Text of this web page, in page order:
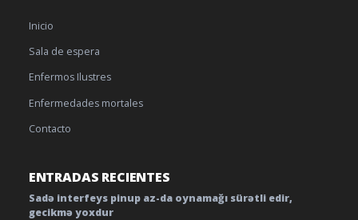
Inicio
Sala de espera
Enfermos Ilustres
Enfermedades mortales
Contacto
ENTRADAS RECIENTES
Sadə interfeys pinup az-da oynamağı sürətli edir,
gecikmə yoxdur